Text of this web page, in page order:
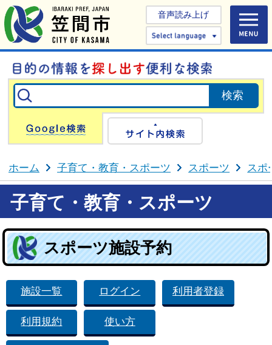
音声読み上げ
Select
Google検索
ホーム 子育て・教育・スポーツ スポーツ スポ
子育て・教育・スポーツ
スポーツ施設予約
施設一覧 ログイン 利用者登録
利用規約 使い方